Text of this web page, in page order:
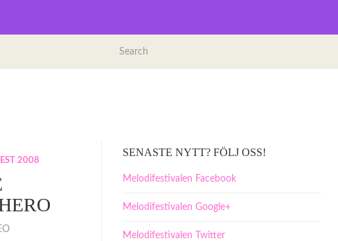
2008
SENASTE NYTT? FÖLJ OSS!
Melodifestivalen Facebook
Melodifestivalen Google+
Melodifestivalen Twitter